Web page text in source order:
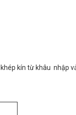
kín từ khâu nhập